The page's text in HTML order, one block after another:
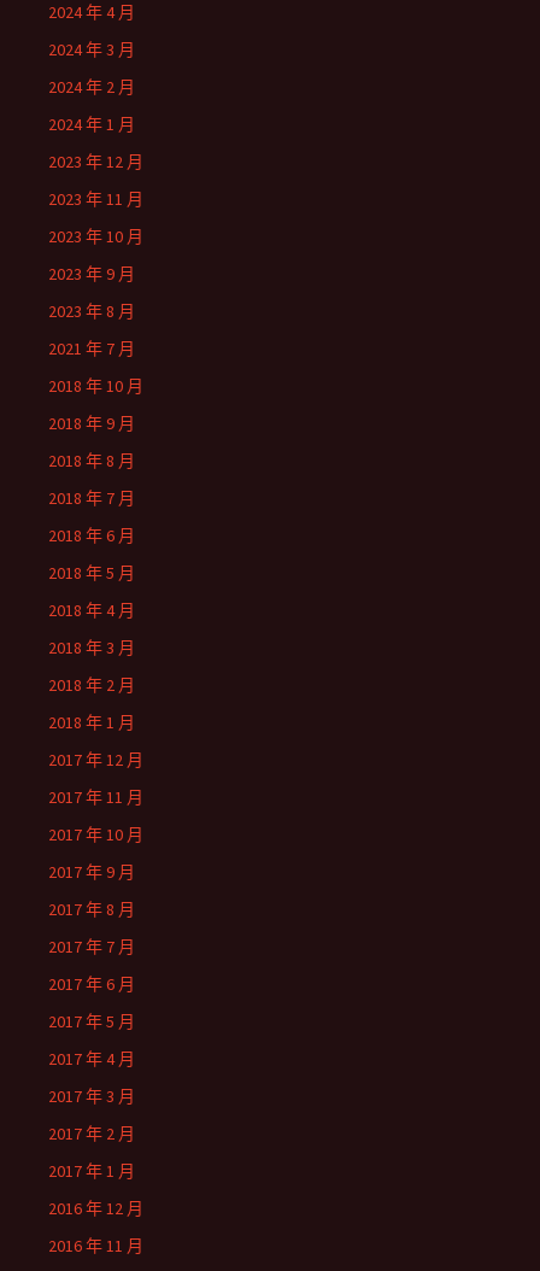
2024 年 4 月
2024 年 3 月
2024 年 2 月
2024 年 1 月
2023 年 12 月
2023 年 11 月
2023 年 10 月
2023 年 9 月
2023 年 8 月
2021 年 7 月
2018 年 10 月
2018 年 9 月
2018 年 8 月
2018 年 7 月
2018 年 6 月
2018 年 5 月
2018 年 4 月
2018 年 3 月
2018 年 2 月
2018 年 1 月
2017 年 12 月
2017 年 11 月
2017 年 10 月
2017 年 9 月
2017 年 8 月
2017 年 7 月
2017 年 6 月
2017 年 5 月
2017 年 4 月
2017 年 3 月
2017 年 2 月
2017 年 1 月
2016 年 12 月
2016 年 11 月